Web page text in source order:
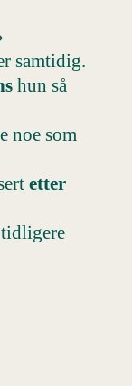
samtidig.
hun så
noe som
etter